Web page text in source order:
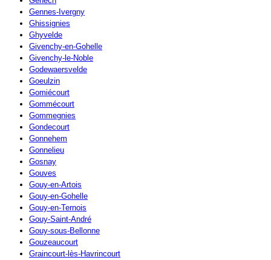
Gennes-Ivergny
Ghissignies
Ghyvelde
Givenchy-en-Gohelle
Givenchy-le-Noble
Godewaersvelde
Goeulzin
Gomiécourt
Gommécourt
Gommegnies
Gondecourt
Gonnehem
Gonnelieu
Gosnay
Gouves
Gouy-en-Artois
Gouy-en-Gohelle
Gouy-en-Ternois
Gouy-Saint-André
Gouy-sous-Bellonne
Gouzeaucourt
Graincourt-lès-Havrincourt